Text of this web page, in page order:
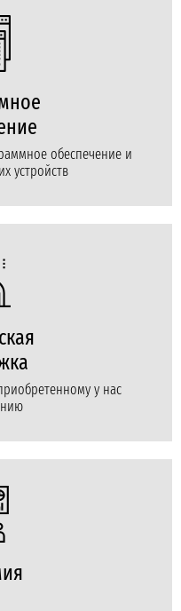
обеспечение и
устройств
у нас